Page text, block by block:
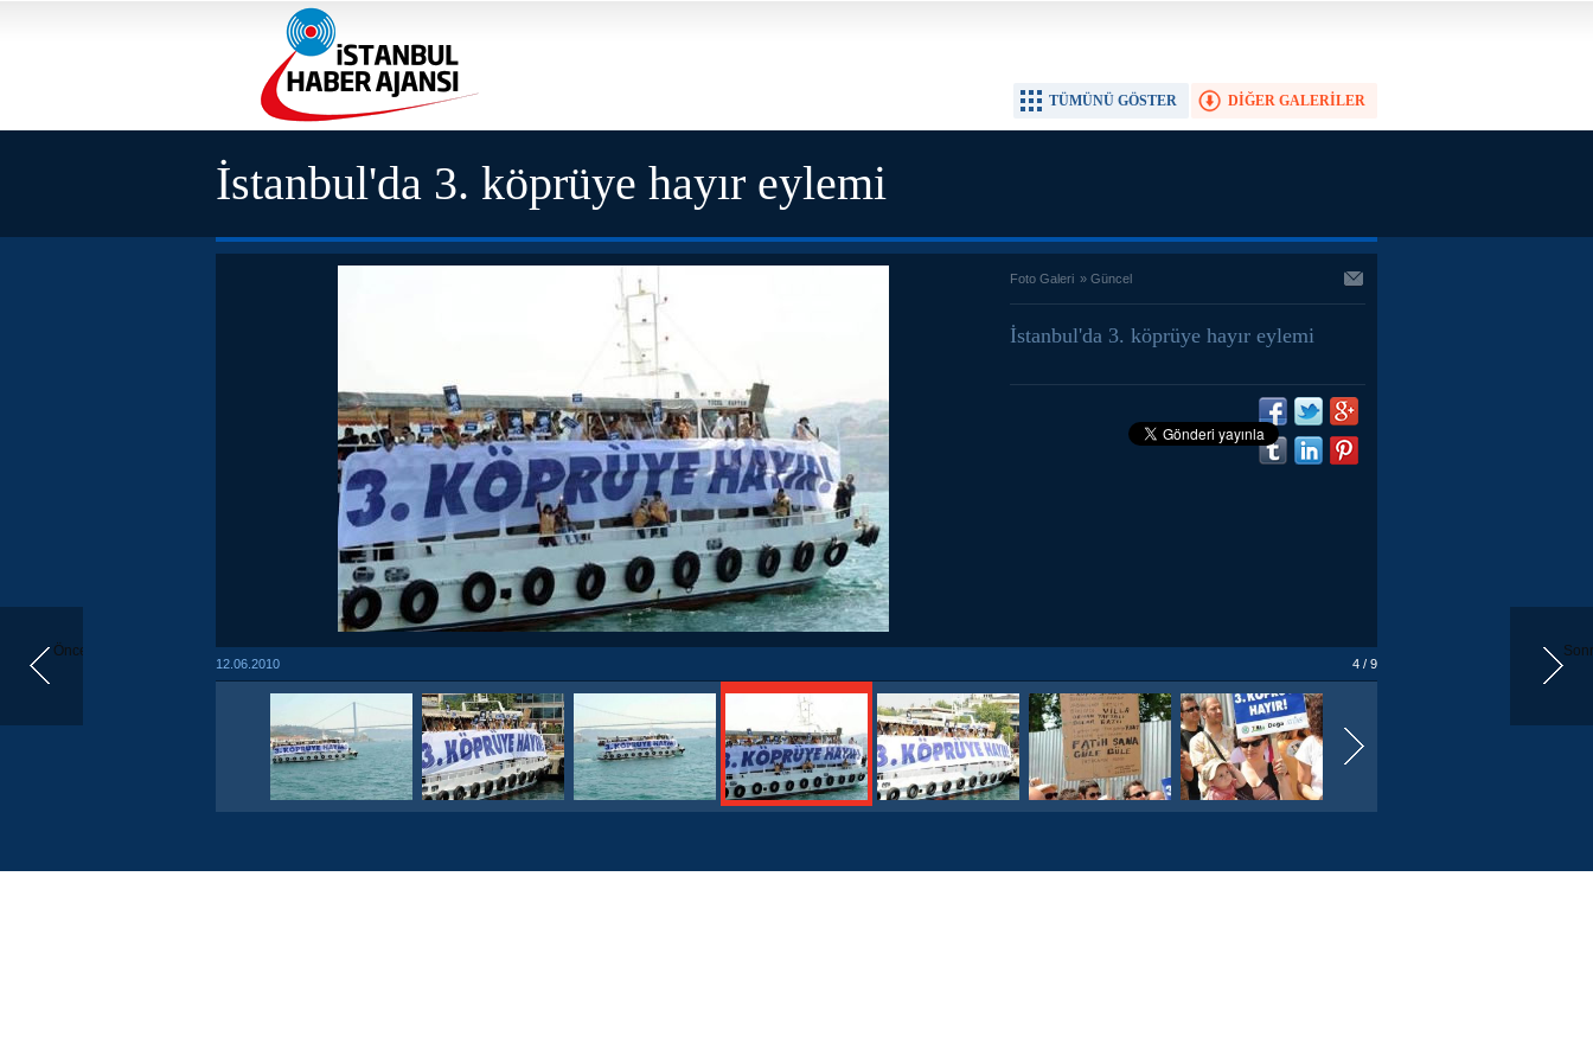
Önceki
DİĞER GALERİLER
TÜMÜNÜ GÖSTER
İstanbul'da 3. köprüye hayır eylemi
Foto Galeri » Güncel
İstanbul'da 3. köprüye hayır eylemi
12.06.2010 4 / 9